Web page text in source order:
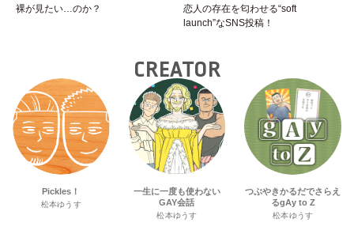
裸が見たい…のか？
恋人の存在を匂わせる“soft
launch”なSNS投稿！
CREATOR
Pickles！
松本ゆうす
一生に一度も使わない
GAY会話
松本ゆうす
つぶやきかるだでさらえ
るgAy to Z
松本ゆうす